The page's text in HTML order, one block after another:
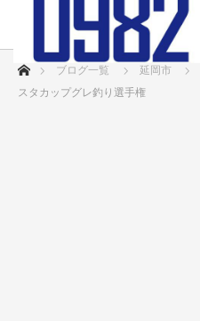
ホームブログ一覧 延岡市
スタカップグレ釣り選手権